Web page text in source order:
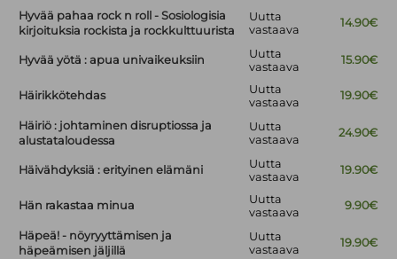
Hyvää pahaa rock n roll - Sosiologisia
kirjoituksia rockista ja rockkulttuurista
Uutta
vastaava
14.90€
Hyvää yötä : apua univaikeuksiin
Uutta
vastaava
15.90€
Häirikkötehdas
Uutta
vastaava
19.90€
Häiriö : johtaminen disruptiossa ja
alustataloudessa
Uutta
vastaava
24.90€
Häivähdyksiä : erityinen elämäni
Uutta
vastaava
19.90€
Hän rakastaa minua
Uutta
vastaava
9.90€
Häpeä! - nöyryyttämisen ja
häpeämisen jäljillä
Uutta
vastaava
19.90€